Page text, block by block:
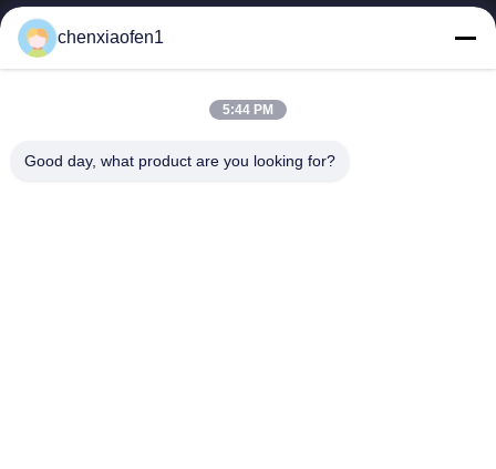
chenxiaofen1
5:44 PM
Good day, what product are you looking for?